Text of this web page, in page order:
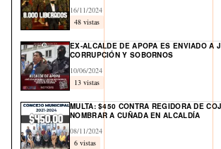
16/11/2024
48 vistas
EX-ALCALDE DE APOPA ES ENVIADO A
CORRUPCIÓN Y SOBORNOS
10/06/2024
13 vistas
MULTA: $450 CONTRA REGIDORA DE
NOMBRAR A CUÑADA EN ALCALDÍA
08/11/2024
6 vistas